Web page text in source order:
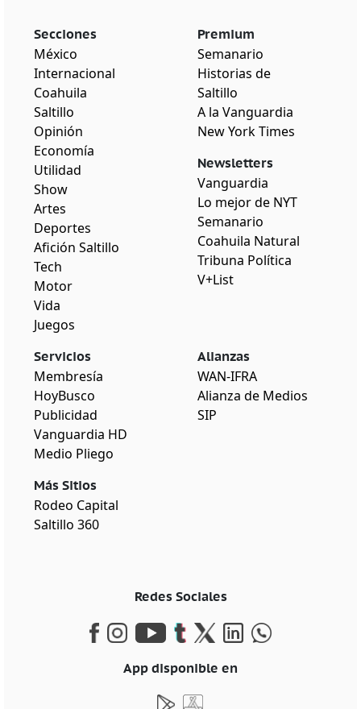
Secciones
México
Internacional
Coahuila
Saltillo
Opinión
Economía
Utilidad
Show
Artes
Deportes
Afición Saltillo
Tech
Motor
Vida
Juegos
Premium
Semanario
Historias de
Saltillo
A la Vanguardia
New York Times
Newsletters
Vanguardia
Lo mejor de NYT
Semanario
Coahuila Natural
Tribuna Política
V+List
Servicios
Membresía
HoyBusco
Publicidad
Vanguardia HD
Medio Pliego
Más Sitios
Rodeo Capital
Saltillo 360
Alianzas
WAN-IFRA
Alianza de Medios
SIP
Redes Sociales
App disponible en